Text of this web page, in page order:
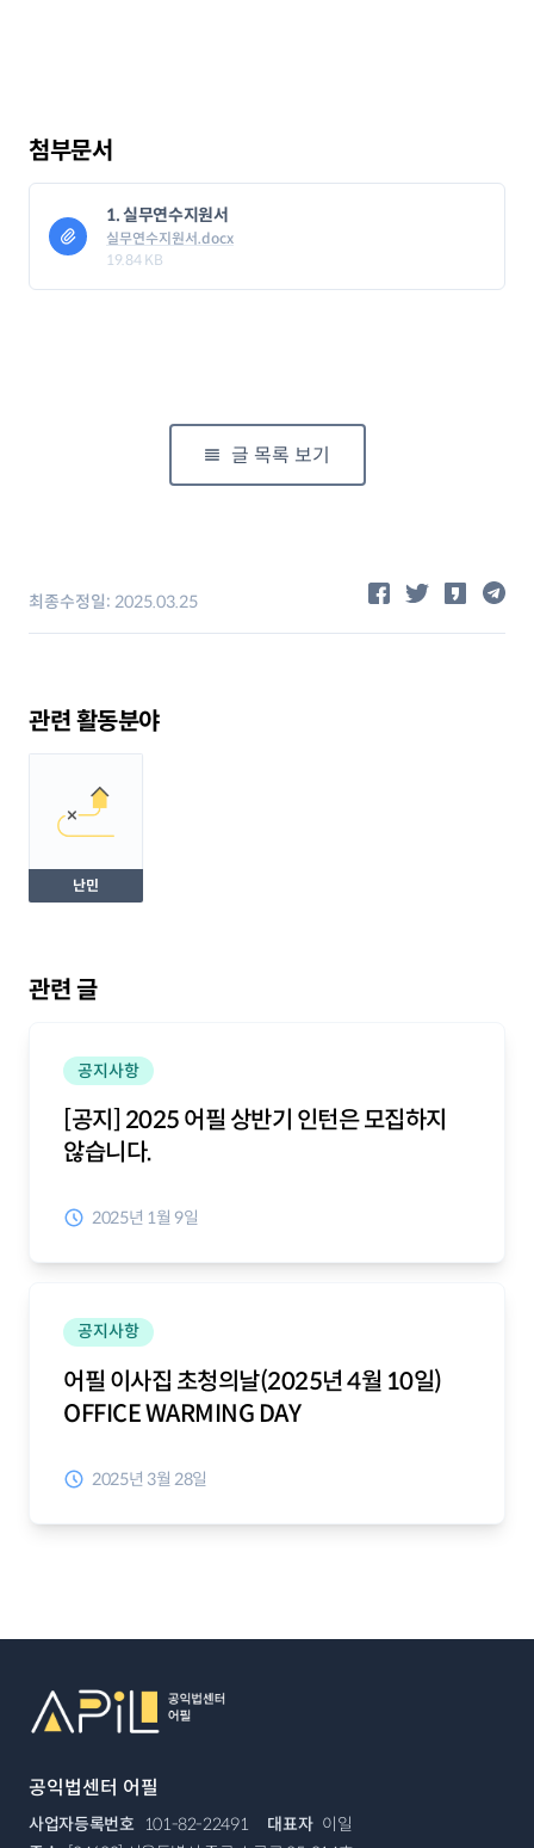
첨부문서
1. 실무연수지원서
실무연수지원서.docx
19.84 KB
글 목록 보기
최종수정일: 2025.03.25 공유하기
관련 활동분야
난민
관련 글
공지사항
[공지] 2025 어필 상반기 인턴은 모집하지
않습니다.
2025년 1월 9일
공지사항
어필 이사집 초청의날(2025년 4월 10일)
OFFICE WARMING DAY
2025년 3월 28일
푸터
퀵 메뉴
공익법센터 어필
사업자등록번호 101-82-22491 대표자 이일